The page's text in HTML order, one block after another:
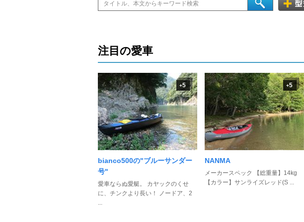
注目の愛車
+5
bianco500の"ブルーサンダー
号"
愛車ならぬ愛艇。 カヤックのくせ
に、チンクより長い！ ノードア、2
...
+5
NANMA
メーカースペック 【総重量】14kg
【カラー】サンライズレッド(S ...